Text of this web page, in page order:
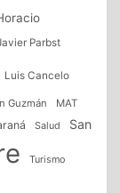
Parbst
Luis Cancelo
Guzmán
MAT
Salud San
Turismo